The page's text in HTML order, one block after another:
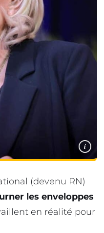
i
(devenu RN)
les enveloppes
en réalité pour